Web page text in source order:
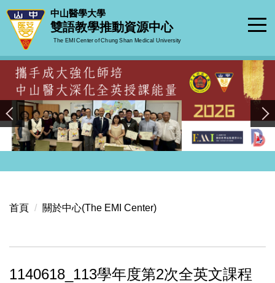
跳
到
要
區
中山醫學大學
雙語教學推動資源中心
The EMI Center of Chung Shan Medical University
首頁 關於中心(The EMI Center)
1140618_113學年度第2次全英文課程